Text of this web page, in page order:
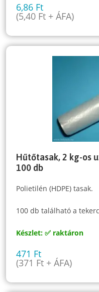
6,86 Ft
(5,40 Ft + ÁFA)
Hűtőtasak, 2 kg-os
100 db
Polietilén (HDPE) tasak.
100 db található a
Készlet: ✅ raktáron
471 Ft
(371 Ft + ÁFA)